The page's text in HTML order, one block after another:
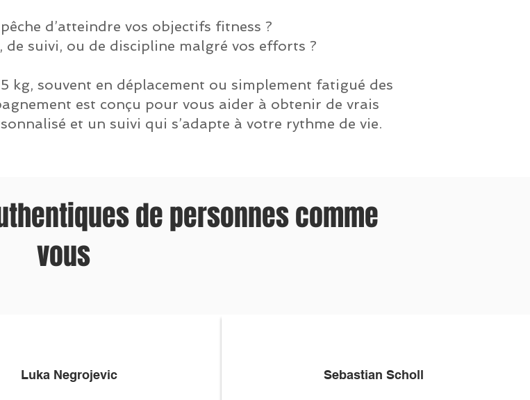
d’atteindre vos objectifs fitness ?
de suivi, ou de discipline malgré vos efforts ?
kg, souvent en déplacement ou simplement fatigué des
est conçu pour vous aider à obtenir de vrais
et un suivi qui s’adapte à votre rythme de vie.
de personnes comme
vous
Luka Negrojevic Sebastian Scholl